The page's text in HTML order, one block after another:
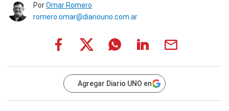
PorOmar Romero
romero.omar@diariouno.com.ar
Agregar Diario UNO en